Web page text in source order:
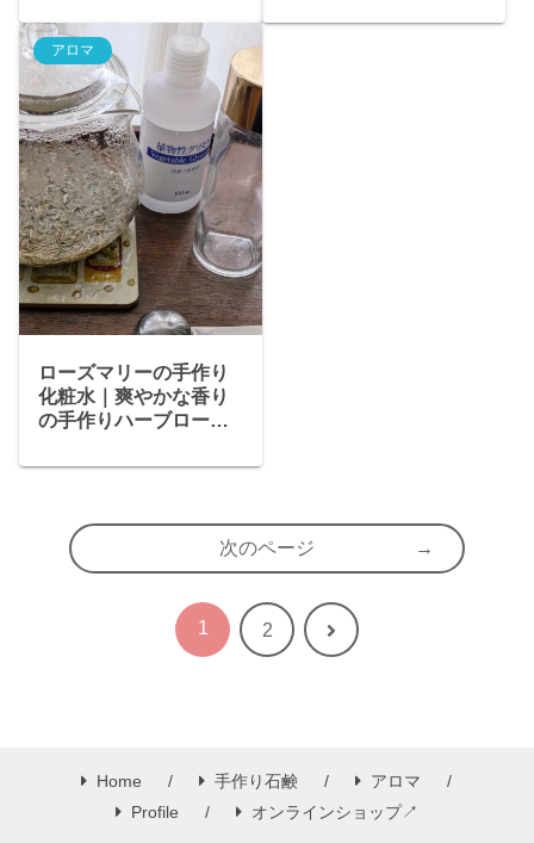
アロマ
ローズマリーの手作り
化粧水｜爽やかな香り
の手作りハーブローシ
次のページ
1 2 次
Home 手作り石鹸
アロマ
Profile
オンラインショップ↗